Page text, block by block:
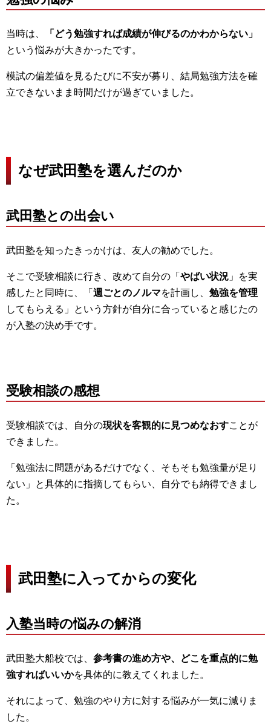
当時は、
「どう勉強すれば成績が伸びるのかわからない」
という悩みが大きかったです。
模試の偏差値を見るたびに不安が募り、結局勉強方法を確
立できないまま時間だけが過ぎていました。
なぜ武田塾を選んだのか
武田塾との出会い
武田塾を知ったきっかけは、友人の勧めでした。
そこで受験相談に行き、改めて自分の「 やばい状況 」を実
感したと同時に、「 週ごとのノルマを計画し、 勉強を管理
してもらえる」という方針が自分に合っていると感じたの
が入塾の決め手です。
受験相談の感想
受験相談では、自分の現状を客観的に見つめなおすことが
できました。
「勉強法に問題があるだけでなく、そもそも勉強量が足り
ない」と具体的に指摘してもらい、自分でも納得できまし
た。
武田塾に入ってからの変化
入塾当時の悩みの解消
武田塾大船校では、 参考書の進め方や、どこを重点的に勉
強すればいいかを具体的に教えてくれました。
それによって、勉強のやり方に対する悩みが一気に減りま
した。